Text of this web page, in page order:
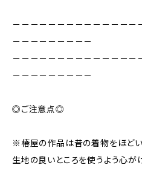
－－－－－－－－－－－－－－
－－－－－－－－－
－－－－－－－－－－－－－－
－－－－－－－－－
◎ご注意点◎
※椿屋の作品は昔の着物をほどい
生地の良いところを使うよう心が